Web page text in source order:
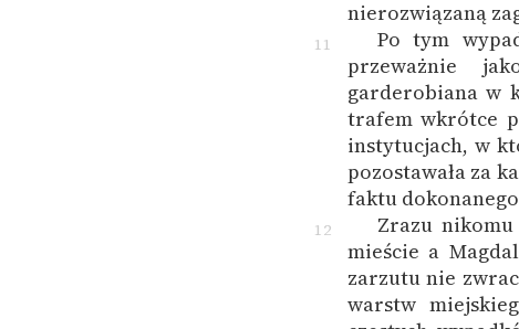
nierozwiązaną
11
Po tym
przeważnie
garderobiana w
trafem wkrótce
instytucjach, w
pozostawała za
faktu
12
Zrazu
mieście a
zarzutu nie
warstw